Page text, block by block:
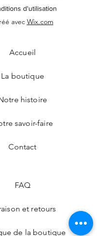
d'utilisation
avec Wix.com
Accueil
La boutique
histoire
savoir-faire
Contact
FAQ
et retours
de la boutique